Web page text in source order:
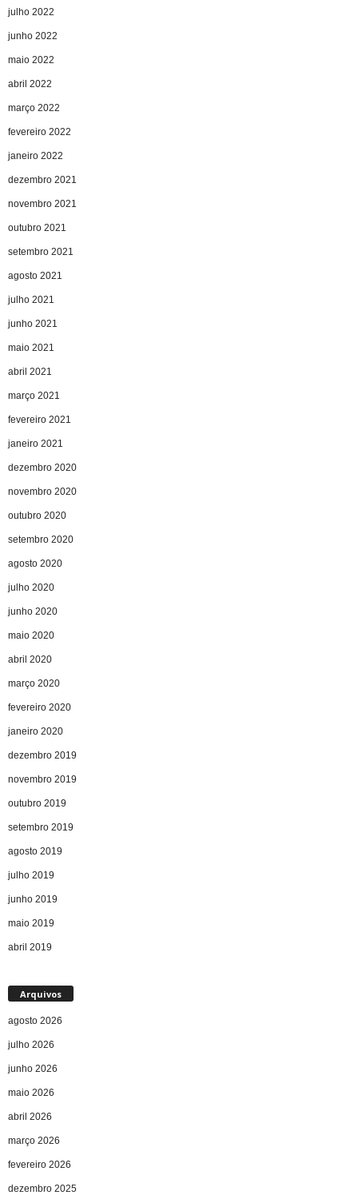
julho 2022
junho 2022
maio 2022
abril 2022
março 2022
fevereiro 2022
janeiro 2022
dezembro 2021
novembro 2021
outubro 2021
setembro 2021
agosto 2021
julho 2021
junho 2021
maio 2021
abril 2021
março 2021
fevereiro 2021
janeiro 2021
dezembro 2020
novembro 2020
outubro 2020
setembro 2020
agosto 2020
julho 2020
junho 2020
maio 2020
abril 2020
março 2020
fevereiro 2020
janeiro 2020
dezembro 2019
novembro 2019
outubro 2019
setembro 2019
agosto 2019
julho 2019
junho 2019
maio 2019
abril 2019
Arquivos
agosto 2026
julho 2026
junho 2026
maio 2026
abril 2026
março 2026
fevereiro 2026
dezembro 2025